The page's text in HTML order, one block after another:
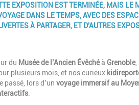
EXPOSITION EST TERMINÉE, MAIS LE
DANS LE TEMPS, AVEC DES
À PARTAGER, ET D'AUTRES
du Musée de l’Ancien Évêchéà Grenoble,
plusieurs mois, et nos curieux
passé, lors d’un voyage immersif au